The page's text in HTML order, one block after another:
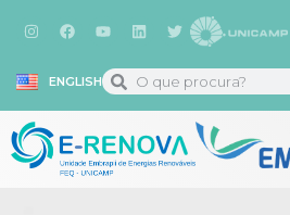
ENGLISH